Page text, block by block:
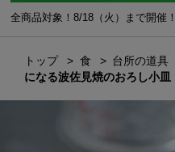
全商品対象！8/18（火）まで開催！
トップ 食 台所の道具
になる波佐見焼のおろし小皿